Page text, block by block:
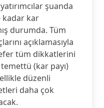
şuanda
kadar kar
durumda. Tüm
açıklamasıyla
tüm dikkatlerini
(kar payı)
düzenli
daha çok